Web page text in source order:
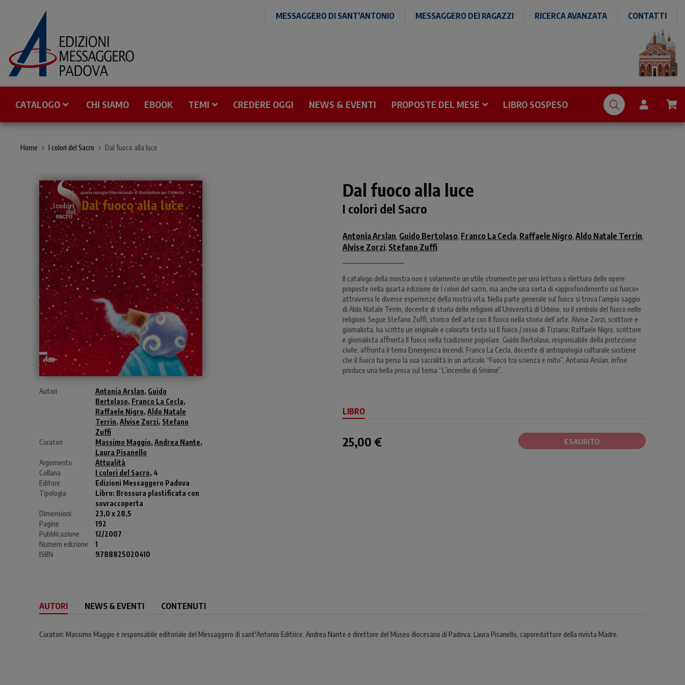
MESSAGGERO DI SANT'ANTONIO MESSAGGERO DEI RAGAZZI RICERCA AVANZATA CONTATTI
CATALOGO CHI SIAMO EBOOK TEMI CREDERE OGGI NEWS & EVENTI PROPOSTE DEL MESE LIBRO SOSPESO
Home I colori del Sacro Dal fuoco alla luce
Autori Antonia Arslan, Guido
Bertolaso, Franco La Cecla,
Raffaele Nigro, Aldo Natale
Terrin, Alvise Zorzi, Stefano
Zuffi
Curatori
Massimo Maggio, Andrea Nante,
Laura Pisanello
Argomento
Attualità
Collana
I colori del Sacro, 4
Editore
Edizioni Messaggero Padova
Tipologia
Libro: Brossura plastificata con
sovraccoperta
Dimensioni
23,0 x 28,5
Pagine
192
Pubblicazione
12/2007
Numero edizione
1
ISBN
9788825020410
Dal fuoco alla luce
I colori del Sacro
Antonia Arslan, Guido Bertolaso, Franco La Cecla, Raffaele Nigro, Aldo Natale Terrin,
Alvise Zorzi, Stefano Zuffi
Il catalogo della mostra non è solamente un utile strumento per una lettura o rilettura delle opere
proposte nella quarta edizione de I colori del sacro, ma anche una sorta di «approfondimento sul fuoco»
attraverso le diverse esperienze della nostra vita. Nella parte generale sul fuoco si trova l’ampio saggio
di Aldo Natale Terrin, docente di storia delle religioni all’Università di Urbino, su il simbolo del fuoco nelle
religioni. Segue Stefano Zuffi, storico dell’arte con Il fuoco nella storia dell’arte. Alvise Zorzi, scrittore e
giornalista, ha scritto un originale e colorato testo su Il fuoco / rosso di Tiziano; Raffaele Nigro, scrittore
e giornalista affronta Il fuoco nella tradizione popolare. Guido Bertolaso, responsabile della protezione
civile, affronta il tema Emergenza incendi. Franco La Cecla, docente di antropologia culturale sostiene
che il fuoco ha perso la sua sacralità in un articolo “Fuoco tra scienza e mito”. Antonia Arslan, infine
produce una bella prosa sul tema “L’incendio di Smirne”.
LIBRO
25,00 € ESAURITO
AUTORI NEWS & EVENTI CONTENUTI
Curatori: Massimo Maggio è responsabile editoriale del Messaggero di sant'Antonio Editrice. Andrea Nante è direttore del Museo diocesano di Padova. Laura Pisanello, caporedattore della rivista Madre.